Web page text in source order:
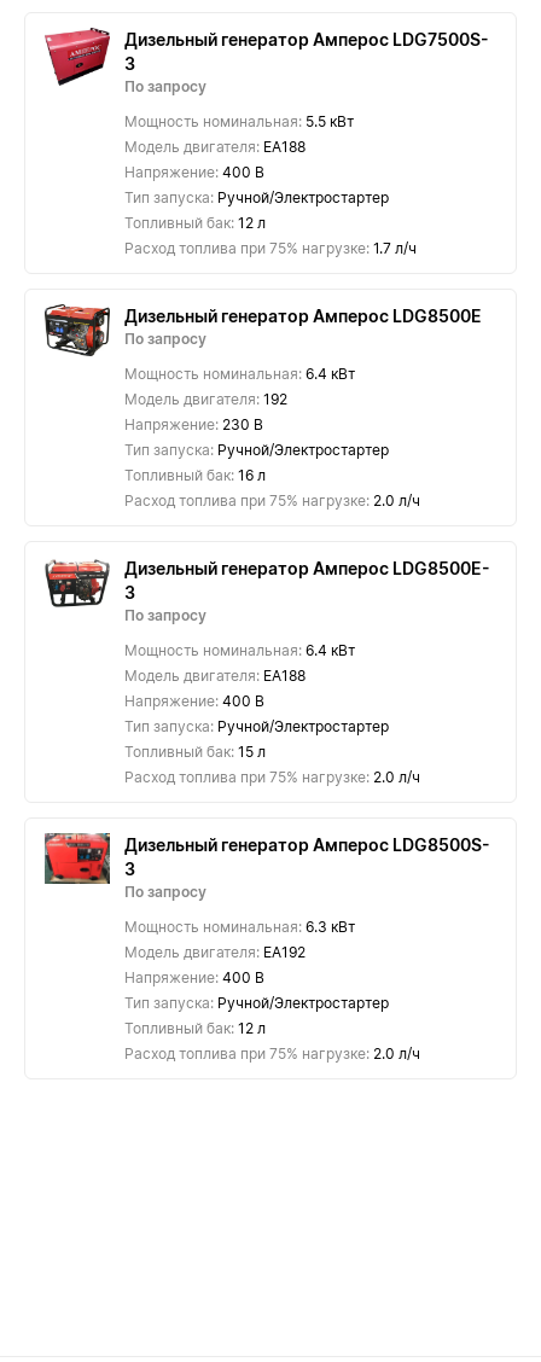
Дизельный генератор Амперос LDG7500S-
3
По запросу
Мощность номинальная: 5.5 кВт
Модель двигателя: EA188
Напряжение: 400 В
Тип запуска: Ручной/Электростартер
Топливный бак: 12 л
Расход топлива при 75% нагрузке: 1.7 л/ч
Дизельный генератор Амперос LDG8500E
По запросу
Мощность номинальная: 6.4 кВт
Модель двигателя: 192
Напряжение: 230 В
Тип запуска: Ручной/Электростартер
Топливный бак: 16 л
Расход топлива при 75% нагрузке: 2.0 л/ч
Дизельный генератор Амперос LDG8500E-
3
По запросу
Мощность номинальная: 6.4 кВт
Модель двигателя: EA188
Напряжение: 400 В
Тип запуска: Ручной/Электростартер
Топливный бак: 15 л
Расход топлива при 75% нагрузке: 2.0 л/ч
Дизельный генератор Амперос LDG8500S-
3
По запросу
Мощность номинальная: 6.3 кВт
Модель двигателя: EA192
Напряжение: 400 В
Тип запуска: Ручной/Электростартер
Топливный бак: 12 л
Расход топлива при 75% нагрузке: 2.0 л/ч